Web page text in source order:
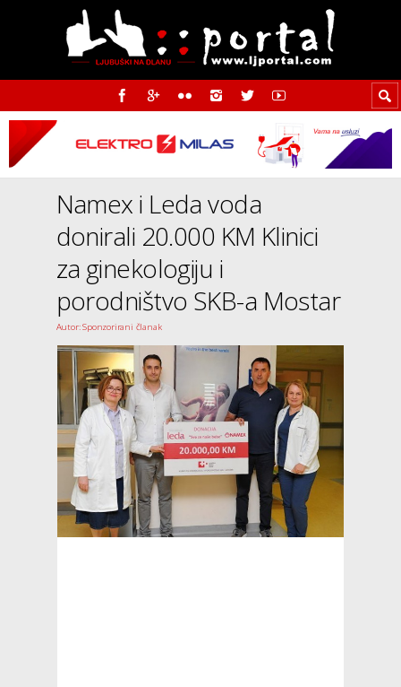
Namex i Leda voda
donirali 20.000 KM Klinici
za ginekologiju i
porodništvo SKB-a Mostar
Autor: Sponzorirani članak